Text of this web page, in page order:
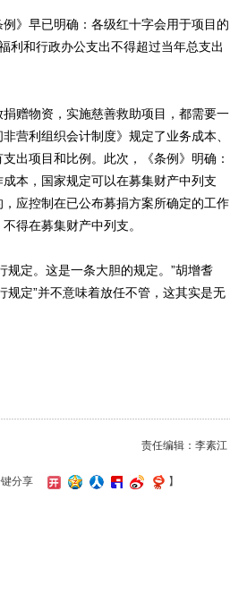
》早已明确：各级红十字会用于项目的
利和行政办公支出不得超过当年总支出
赠物资，实施慈善救助项目，都需要一
营利组织会计制度》规定了业务成本、
出项目和比例。此次，《条例》明确：
本，国家规定可以在募集财产中列支
应控制在已公布募捐方案所确定的工作
得在募集财产中列支。
定。这是一条大胆的规定。”胡增耆
规定”并不意味着放任不管，这其实是无
责任编辑：李素江
键分享 】